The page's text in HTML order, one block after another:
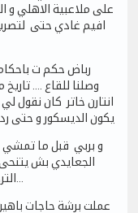
على ملاعبية الاهلي و
افيم غادي حتى
رباض حكم ت
وصلنا للقاع ….
انتارن خاتر كان نقول
يكون الديسكور و حتى
و بربي قبل ما تمشي
الجعايدي بش
عملت برشة حاجات